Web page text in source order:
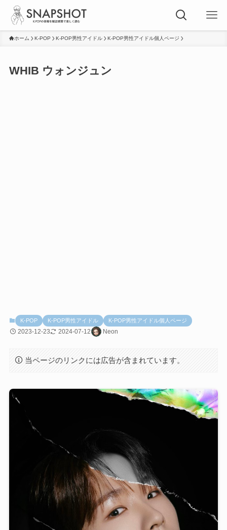
ホーム K-POP K-POP男性アイドル K-POP男性アイドル個人ページ
WHIB ウォンジュン
K-POP K-POP男性アイドル K-POP男性アイドル個人ページ
2023-12-23 2024-07-12 Neon
当ページのリンクには広告が含まれています。